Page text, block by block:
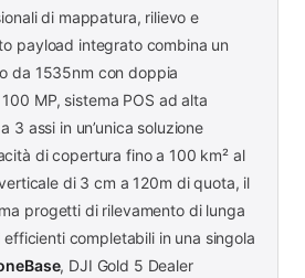
di mappatura, rilievo e
payload integrato combina un
da 1535nm con doppia
MP, sistema POS ad alta
3 assi in un’unica soluzione
di copertura fino a 100 km² al
di 3 cm a 120m di quota, il
progetti di rilevamento di lunga
completabili in una singola
, DJI Gold 5 Dealer